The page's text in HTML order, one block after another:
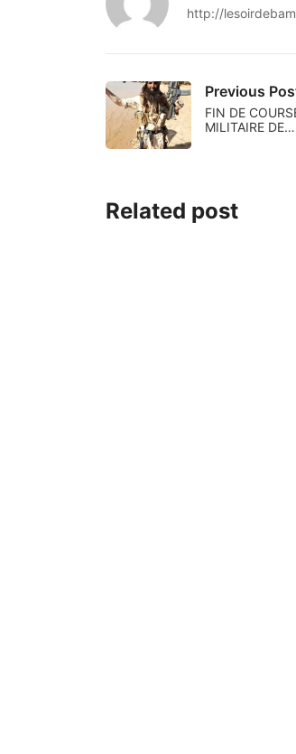
http://
Previous
FIN DE
MILITAIRE DE…
Related post